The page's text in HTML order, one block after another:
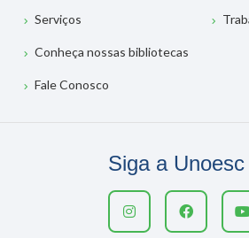
Serviços
Conheça nossas bibliotecas
Fale Conosco
Siga a Unoesc